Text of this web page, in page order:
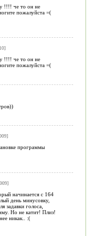
!!!! че то он не
пожалуйста =(
!!!! че то он не
пожалуйста =(
программы
начинается с 164
день минусовку,
задавки голоса,
Но не катит! Плиз!
никак.. :(